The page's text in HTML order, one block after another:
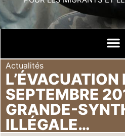
Actualités
L’ÉVACUATION
SEPTEMBRE
GRANDE-
ILLÉGALE…